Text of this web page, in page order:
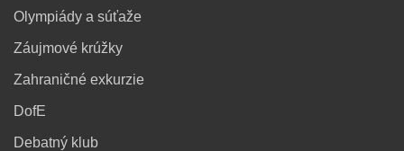
Olympiády a súťaže
Záujmové krúžky
Zahraničné exkurzie
DofE
Debatný klub